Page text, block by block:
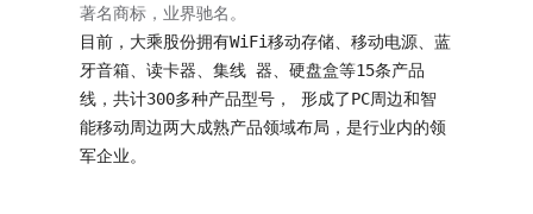
著名商标，业界驰名。
目前，大乘股份拥有WiFi移动存储、移动电源、蓝
牙音箱、读卡器、集线 器、硬盘盒等15条产品
线，共计300多种产品型号， 形成了PC周边和智
能移动周边两大成熟产品领域布局，是行业内的领
军企业。